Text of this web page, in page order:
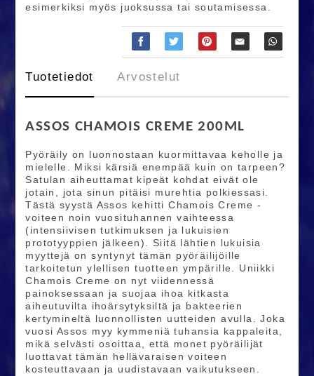
esimerkiksi myös juoksussa tai soutamisessa.
Tuotetiedot Arvostelut
ASSOS CHAMOIS CREME 200ML
Pyöräily on luonnostaan kuormittavaa keholle ja
mielelle. Miksi kärsiä enempää kuin on tarpeen?
Satulan aiheuttamat kipeät kohdat eivät ole
jotain, jota sinun pitäisi murehtia polkiessasi.
Tästä syystä Assos kehitti Chamois Creme -
voiteen noin vuosituhannen vaihteessa
(intensiivisen tutkimuksen ja lukuisien
prototyyppien jälkeen). Siitä lähtien lukuisia
myyttejä on syntynyt tämän pyöräilijöille
tarkoitetun ylellisen tuotteen ympärille. Uniikki
Chamois Creme on nyt viidennessä
painoksessaan ja suojaa ihoa kitkasta
aiheutuvilta ihoärsytyksiltä ja bakteerien
kertymineltä luonnollisten uutteiden avulla. Joka
vuosi Assos myy kymmeniä tuhansia kappaleita,
mikä selvästi osoittaa, että monet pyöräilijät
luottavat tämän hellävaraisen voiteen
kosteuttavaan ja uudistavaan vaikutukseen.